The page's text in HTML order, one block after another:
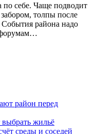
по себе. Чаще подводит
толпы после
События района надо
форумам…
район перед
жильё
среды и соседей